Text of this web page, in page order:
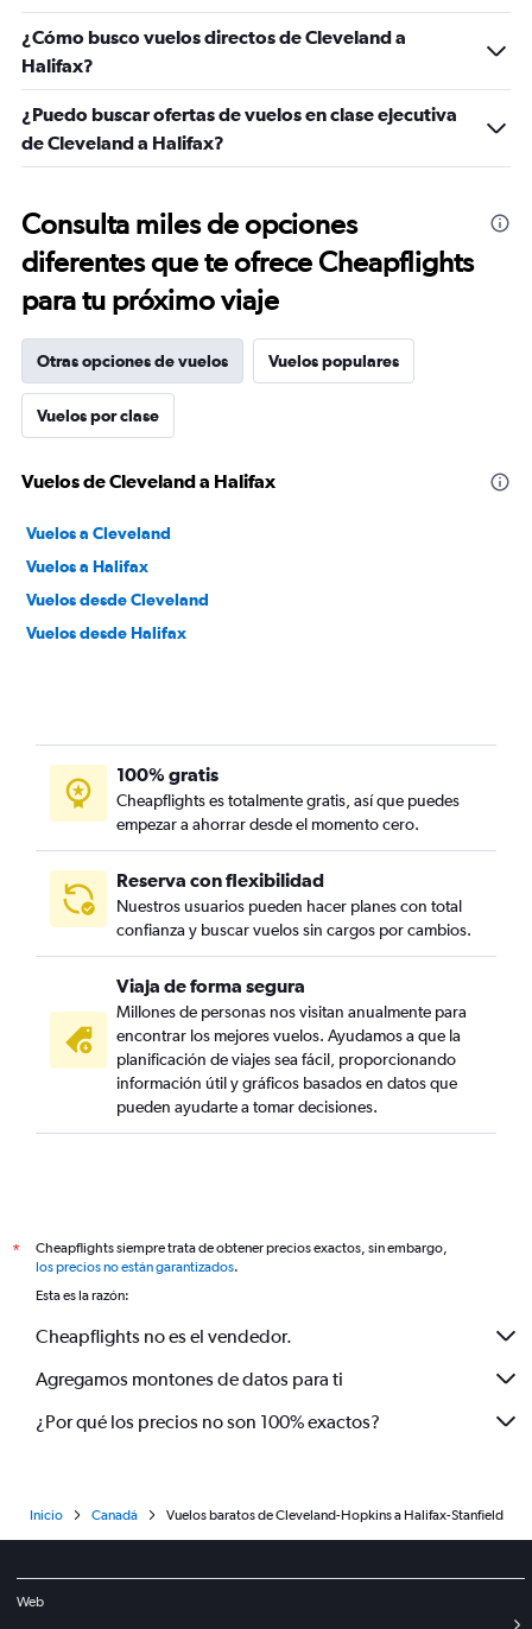
¿Cómo busco vuelos directos de Cleveland a
Halifax?
¿Puedo buscar ofertas de vuelos en clase ejecutiva
de Cleveland a Halifax?
Consulta miles de opciones
diferentes que te ofrece Cheapflights
para tu próximo viaje
Otras opciones de vuelos Vuelos populares
Vuelos por clase
Vuelos de Cleveland a Halifax
Vuelos a Cleveland
Vuelos a Halifax
Vuelos desde Cleveland
Vuelos desde Halifax
100% gratis
Cheapflights es totalmente gratis, así que puedes
empezar a ahorrar desde el momento cero.
Reserva con flexibilidad
Nuestros usuarios pueden hacer planes con total
confianza y buscar vuelos sin cargos por cambios.
Viaja de forma segura
Millones de personas nos visitan anualmente para
encontrar los mejores vuelos. Ayudamos a que la
planificación de viajes sea fácil, proporcionando
información útil y gráficos basados en datos que
pueden ayudarte a tomar decisiones.
*
Cheapflights siempre trata de obtener precios exactos, sin embargo,
los precios no están garantizados.
Esta es la razón:
Cheapflights no es el vendedor.
Agregamos montones de datos para ti
¿Por qué los precios no son 100% exactos?
Inicio Canadá Vuelos baratos de Cleveland-Hopkins a Halifax-Stanfield
Web